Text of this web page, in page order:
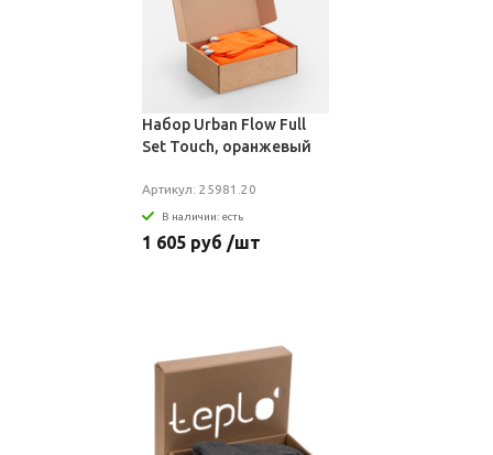
Набор Urban Flow Full
Set Touch, оранжевый
Артикул: 25981.20
В наличии: есть
1 605 руб /шт